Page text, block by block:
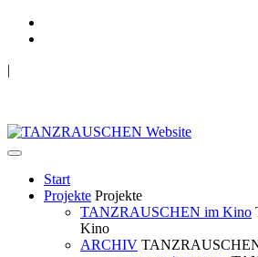
|
Start
Projekte Projekte
TANZRAUSCHEN im Kino
Kino
ARCHIV